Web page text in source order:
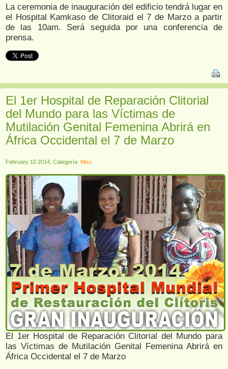
La ceremonia de inauguración del edificio tendrá lugar en
el Hospital Kamkaso de Clitoraid el 7 de Marzo a partir
de las 10am. Será seguida por una conferencia de
prensa.
El 1er Hospital de Reparación Clitorial
del Mundo para las Víctimas de
Mutilación Genital Femenina Abrirá en
África Occidental el 7 de Marzo
February 10 2014, Categoría: Misc
El 1er Hospital de Reparación Clitorial del Mundo para
las Víctimas de Mutilación Genital Femenina Abrirá en
África Occidental el 7 de Marzo